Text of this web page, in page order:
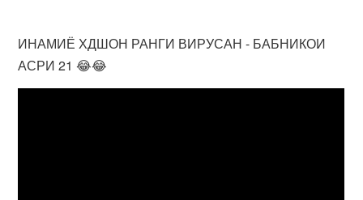
ИНАМИЁ ХДШОН РАНГИ ВИРУСАН - БАБНИКОИ
АСРИ 21 😂😂